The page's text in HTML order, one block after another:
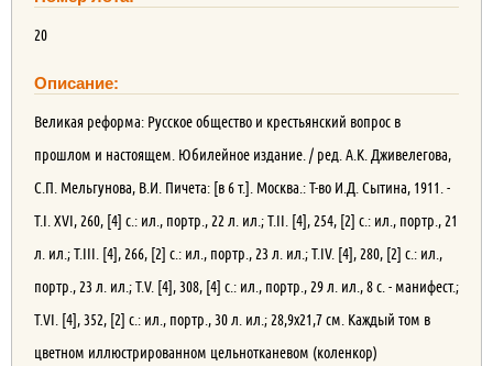
20
Описание:
Великая реформа: Русское общество и крестьянский вопрос в
прошлом и настоящем. Юбилейное издание. / ред. А.К. Дживелегова,
С.П. Мельгунова, В.И. Пичета: [в 6 т.]. Москва.: Т-во И.Д. Сытина, 1911. -
Т.I. XVI, 260, [4] с.: ил., портр., 22 л. ил.; Т.II. [4], 254, [2] с.: ил., портр., 21
л. ил.; Т.III. [4], 266, [2] с.: ил., портр., 23 л. ил.; Т.IV. [4], 280, [2] с.: ил.,
портр., 23 л. ил.; Т.V. [4], 308, [4] с.: ил., портр., 29 л. ил., 8 с. - манифест.;
Т.VI. [4], 352, [2] с.: ил., портр., 30 л. ил.; 28,9х21,7 см. Каждый том в
цветном иллюстрированном цельнотканевом (коленкор)